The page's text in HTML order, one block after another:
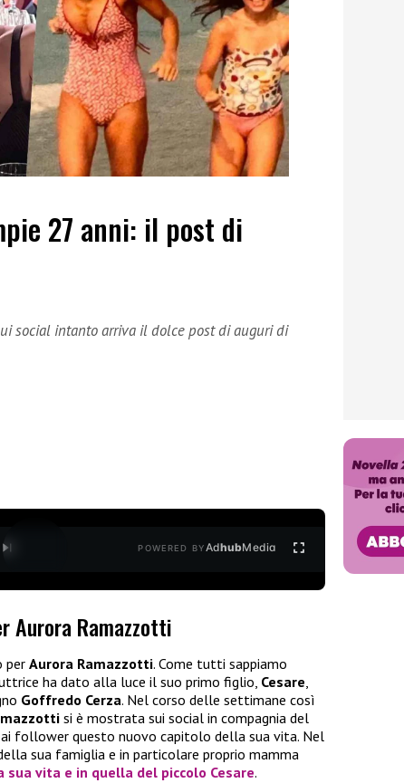
27 anni: il post di
social intanto arriva il dolce post di auguri di
POWERED BYAdhubMedia
Aurora Ramazzotti
per Aurora Ramazzotti. Come tutti sappiamo
ha dato alla luce il suo primo figlio, Cesare,
Goffredo Cerza. Nel corso delle settimane così
si è mostrata sui social in compagnia del
follower questo nuovo capitolo della sua vita. Nel
sua famiglia e in particolare proprio mamma
sua vita e in quella del piccolo Cesare.